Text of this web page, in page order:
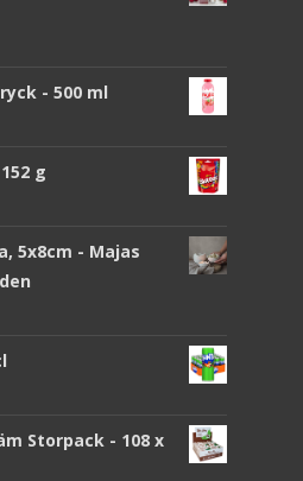
- 500 ml
g
5x8cm - Majas
Storpack - 108 x